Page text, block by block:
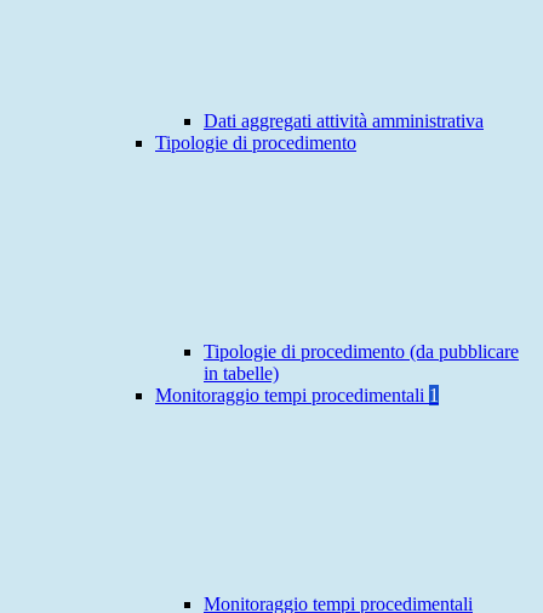
Dati aggregati attività amministrativa
Tipologie di procedimento
Tipologie di procedimento (da pubblicare
in tabelle)
Monitoraggio tempi procedimentali 1
Monitoraggio tempi procedimentali